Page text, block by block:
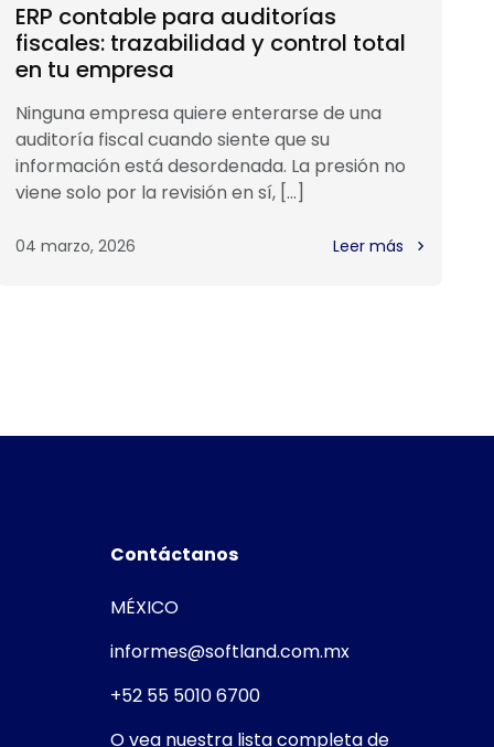
ERP contable para auditorías
fiscales: trazabilidad y control total
en tu empresa
Ninguna empresa quiere enterarse de una
auditoría fiscal cuando siente que su
información está desordenada. La presión no
viene solo por la revisión en sí, […]
04 marzo, 2026 Leer más
Contáctanos
MÉXICO
informes@softland.com.mx
+52 55 5010 6700
O vea nuestra lista completa de